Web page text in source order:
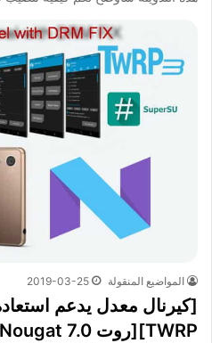
المواضيع المنقولة 2019-03-25